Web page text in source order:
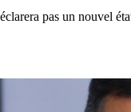
pas un nouvel